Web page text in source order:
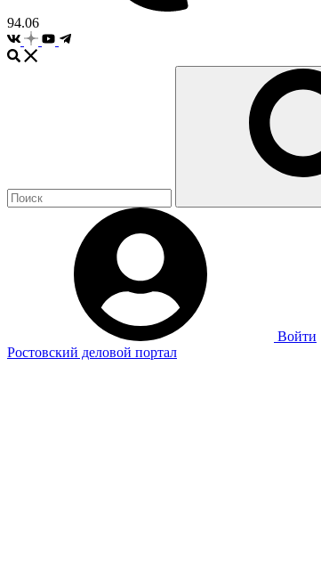
94.06
Войти
Ростовский деловой портал